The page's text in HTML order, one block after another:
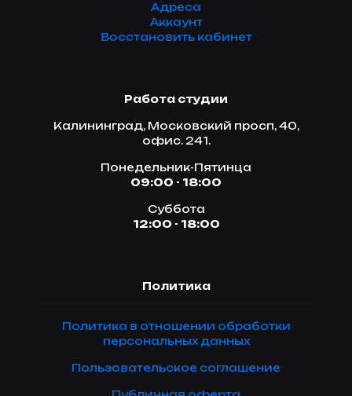
Адреса
Аккаунт
Восстановить кабинет
Работа студии
Калининград, Московский просп, 40,
офис. 241.
Понедельник-Пятинца
09:00 - 18:00
Суббота
12:00 - 18:00
Политика
Политика в отношении обработки
персональных данных
Пользовательское соглашение